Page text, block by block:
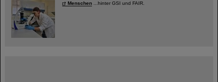
Menschen ...hinter GSI und FAIR.